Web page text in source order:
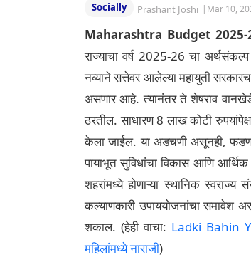
Socially Prashant Joshi | Mar 10,
Maharashtra Budget 2025-
राज्याचा वर्ष 2025-26 चा
नव्याने सत्तेवर आलेल्या महायुती
असणार आहे. त्यानंतर ते शेषराव
ठरतील. साधारण 8 लाख कोटी
केला जाईल. या अडचणी असूनही,
पायाभूत सुविधांचा विकास आणि
शहरांमध्ये होणाऱ्या स्थानिक
कल्याणकारी उपाययोजनांचा समावेश
शकाल. (हेही वाचा: Ladki Bahin
महिलांमध्ये नाराजी)